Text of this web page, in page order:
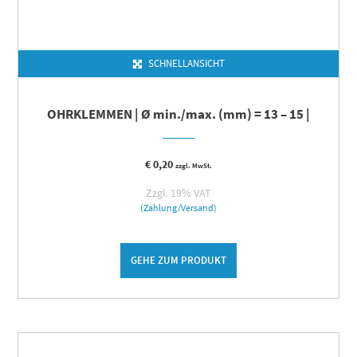
SCHNELLANSICHT
OHRKLEMMEN | Ø min./max. (mm) = 13 – 15 |
€0,20 zzgl. MwSt.
Zzgl. 19% VAT
(Zahlung/Versand)
GEHE ZUM PRODUKT